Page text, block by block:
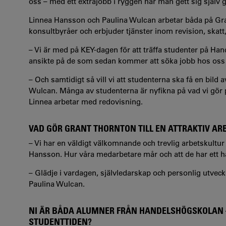
Linnea Hansson och Paulina Wulcan arbetar båda på
konsultbyråer och erbjuder tjänster inom revision,
– Vi är med på KEY-dagen för att träffa studenter på
ansikte på de som sedan kommer att söka jobb hos
– Och samtidigt så vill vi att studenterna ska få en bild
Wulcan. Många av studenterna är nyfikna på vad vi
Linnea arbetar med redovisning.
VAD GÖR GRANT THORNTON TILL EN ATTRAKTIV
– Vi har en väldigt välkomnande och trevlig
Hansson. Hur våra medarbetare mår och att de har ett
– Glädje i vardagen, självledarskap och personlig
Paulina Wulcan.
NI ÄR BÅDA ALUMNER FRÅN HANDELSHÖGSKOLAN
STUDENTTIDEN?